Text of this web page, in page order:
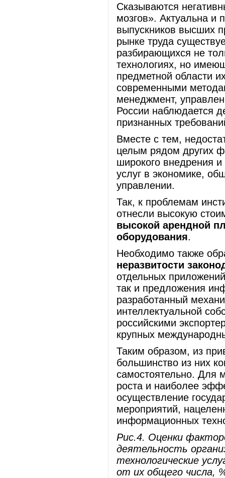
Сказываются
мозгов». Актуальна и
выпускников высших
рынке труда
разбирающихся не
технологиях, но
предметной области
современными
менеджмент,
России наблюдается
признанных
Вместе с тем,
целым рядом других
широкого внедрения
услуг в экономике,
управлении.
Так, к проблемам
отнесли высокую
высокой арендной
оборудования.
Необходимо также
неразвитости
отдельных
так и предложения
разработанный
интеллектуальной
российскими
крупных
Таким образом, из
большинство из них
самостоятельно. Для
роста и наиболее
осуществление
мероприятий,
информационных
Рис.4. Оценки
деятельность
технологические
от их общего числа,